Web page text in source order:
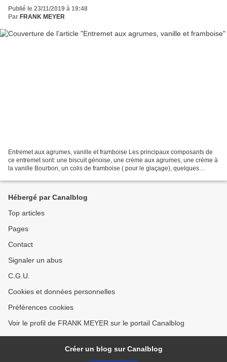
Publié le 23/11/2019 à 19:48
Par FRANK MEYER
Entremet aux agrumes, vanille et framboise Les principaux composants de
ce entremet sont: une biscuit génoise, une crème aux agrumes, une crème à
la vanille Bourbon, un colis de framboise ( pour le glaçage), quelques
Hébergé par Canalblog
Top articles
Pages
Contact
Signaler un abus
C.G.U.
Cookies et données personnelles
Préférences cookies
Voir le profil de FRANK MEYER sur le portail Canalblog
Créer un blog sur Canalblog